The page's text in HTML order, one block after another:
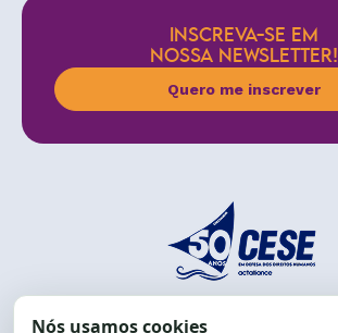
INSCREVA-SE EM
NOSSA NEWSLETTER!
Quero me inscrever
End.: R. da Graça, 150. Graça